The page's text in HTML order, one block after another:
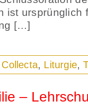
ist ursprünglich
[…]
Collecta, Liturgie,
–